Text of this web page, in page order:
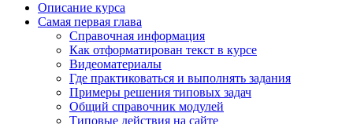
Описание курса
Самая первая глава
Справочная информация
Как отформатирован текст в курсе
Видеоматериалы
Где практиковаться и выполнять задания
Примеры решения типовых задач
Общий справочник модулей
Типовые действия на сайте